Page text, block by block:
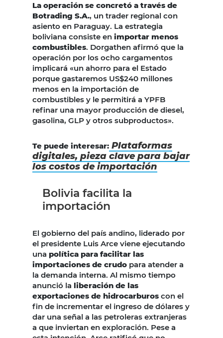
La operación se concretó a través de
Botrading S.A., un trader regional con
asiento en Paraguay. La estrategia
boliviana consiste en importar menos
combustibles. Dorgathen afirmó que la
operación por los ocho cargamentos
implicará «un ahorro para el Estado
porque gastaremos US$240 millones
menos en la importación de
combustibles y le permitirá a YPFB
refinar una mayor producción de diesel,
gasolina, GLP y otros subproductos».
Te puede interesar: Plataformas
digitales, pieza clave para bajar
los costos de importación
Bolivia facilita la
importación
El gobierno del país andino, liderado por
el presidente Luis Arce viene ejecutando
una política para facilitar las
importaciones de crudo para atender a
la demanda interna. Al mismo tiempo
anunció la liberación de las
exportaciones de hidrocarburos con el
fin de incrementar el ingreso de dólares y
dar una señal a las petroleras extranjeras
a que inviertan en exploración. Pese a